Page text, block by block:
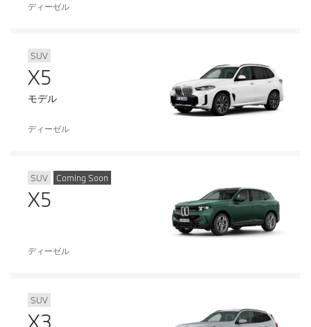
ディーゼル
SUV
X5
モデル
ディーゼル
SUV Coming Soon
X5
ディーゼル
SUV
X3